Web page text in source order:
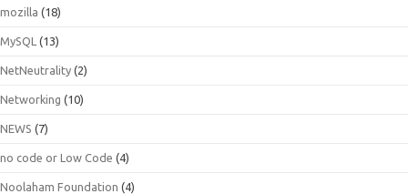
mozilla (18)
MySQL (13)
NetNeutrality (2)
Networking (10)
NEWS (7)
no code or Low Code (4)
Noolaham Foundation (4)